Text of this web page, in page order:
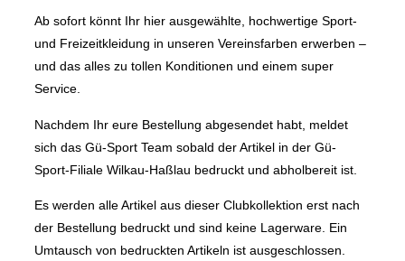
Ab sofort könnt Ihr hier ausgewählte, hochwertige Sport-
und Freizeitkleidung in unseren Vereinsfarben erwerben –
und das alles zu tollen Konditionen und einem super
Service.
Nachdem Ihr eure Bestellung abgesendet habt, meldet
sich das Gü-Sport Team sobald der Artikel in der Gü-
Sport-Filiale Wilkau-Haßlau bedruckt und abholbereit ist.
Es werden alle Artikel aus dieser Clubkollektion erst nach
der Bestellung bedruckt und sind keine Lagerware. Ein
Umtausch von bedruckten Artikeln ist ausgeschlossen.